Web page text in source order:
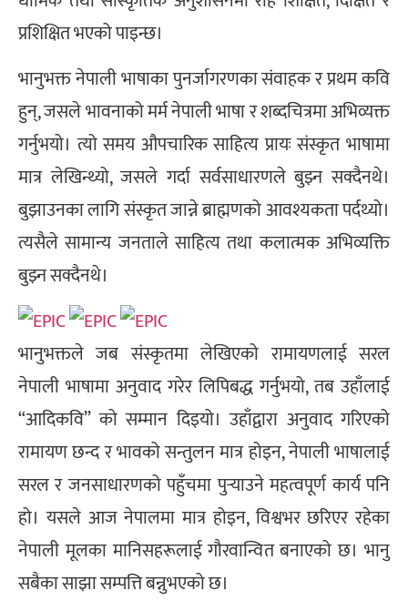
प्रशिक्षित भएको पाइन्छ।
भानुभक्त नेपाली भाषाका पुनर्जागरणका संवाहक र प्रथम कवि
हुन्, जसले भावनाको मर्म नेपाली भाषा र शब्दचित्रमा अभिव्यक्त
गर्नुभयो। त्यो समय औपचारिक साहित्य प्रायः संस्कृत भाषामा
मात्र लेखिन्थ्यो, जसले गर्दा सर्वसाधारणले बुझ्न सक्दैनथे।
बुझाउनका लागि संस्कृत जान्ने ब्राह्मणको आवश्यकता पर्दथ्यो।
त्यसैले सामान्य जनताले साहित्य तथा कलात्मक अभिव्यक्ति
बुझ्न सक्दैनथे।
भानुभक्तले जब संस्कृतमा लेखिएको रामायणलाई सरल
नेपाली भाषामा अनुवाद गरेर लिपिबद्ध गर्नुभयो, तब उहाँलाई
“आदिकवि” को सम्मान दिइयो। उहाँद्वारा अनुवाद गरिएको
रामायण छन्द र भावको सन्तुलन मात्र होइन, नेपाली भाषालाई
सरल र जनसाधारणको पहुँचमा पुर्‍याउने महत्वपूर्ण कार्य पनि
हो। यसले आज नेपालमा मात्र होइन, विश्वभर छरिएर रहेका
नेपाली मूलका मानिसहरूलाई गौरवान्वित बनाएको छ। भानु
सबैका साझा सम्पत्ति बन्नुभएको छ।